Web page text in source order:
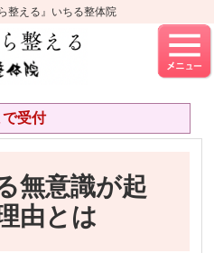
整える』いちる整体院
受付
無意識が起
由とは